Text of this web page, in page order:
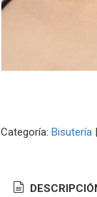
Categoría: Bisutería|